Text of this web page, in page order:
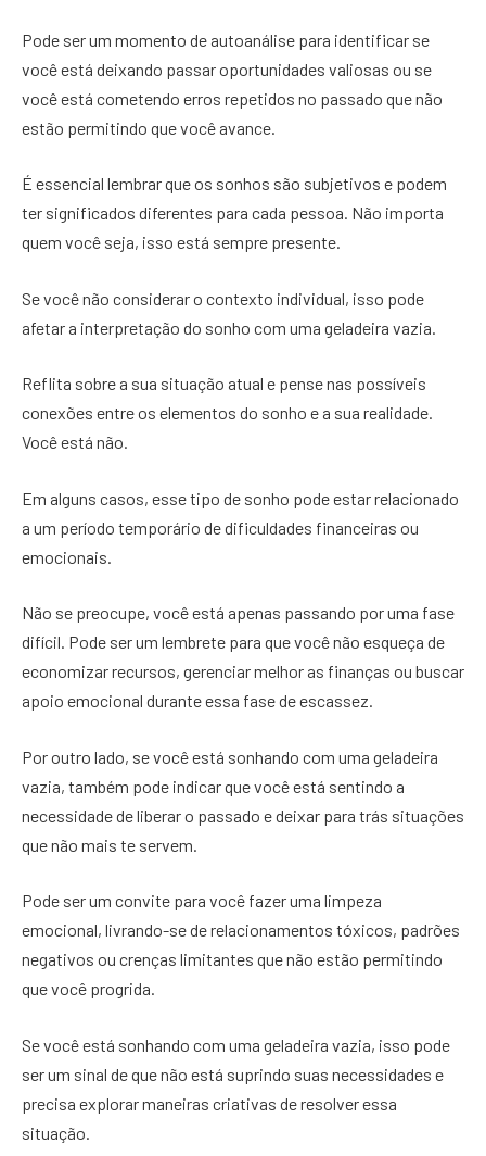
Pode ser um momento de autoanálise para identificar se
você está deixando passar oportunidades valiosas ou se
você está cometendo erros repetidos no passado que não
estão permitindo que você avance.
É essencial lembrar que os sonhos são subjetivos e podem
ter significados diferentes para cada pessoa. Não importa
quem você seja, isso está sempre presente.
Se você não considerar o contexto individual, isso pode
afetar a interpretação do sonho com uma geladeira vazia.
Reflita sobre a sua situação atual e pense nas possíveis
conexões entre os elementos do sonho e a sua realidade.
Você está não.
Em alguns casos, esse tipo de sonho pode estar relacionado
a um período temporário de dificuldades financeiras ou
emocionais.
Não se preocupe, você está apenas passando por uma fase
difícil. Pode ser um lembrete para que você não esqueça de
economizar recursos, gerenciar melhor as finanças ou buscar
apoio emocional durante essa fase de escassez.
Por outro lado, se você está sonhando com uma geladeira
vazia, também pode indicar que você está sentindo a
necessidade de liberar o passado e deixar para trás situações
que não mais te servem.
Pode ser um convite para você fazer uma limpeza
emocional, livrando-se de relacionamentos tóxicos, padrões
negativos ou crenças limitantes que não estão permitindo
que você progrida.
Se você está sonhando com uma geladeira vazia, isso pode
ser um sinal de que não está suprindo suas necessidades e
precisa explorar maneiras criativas de resolver essa
situação.